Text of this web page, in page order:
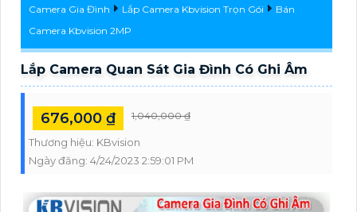
Camera Gia Đình Lắp Camera Kbvision Trọn Gói
Bán
Camera Kbvision 2MP
Lắp Camera Quan Sát Gia Đình Có Ghi Âm
676,000 ₫ 1,040,000 ₫
Thương hiệu: KBvision
Ngày đăng: 4/24/2023 2:59:01 PM